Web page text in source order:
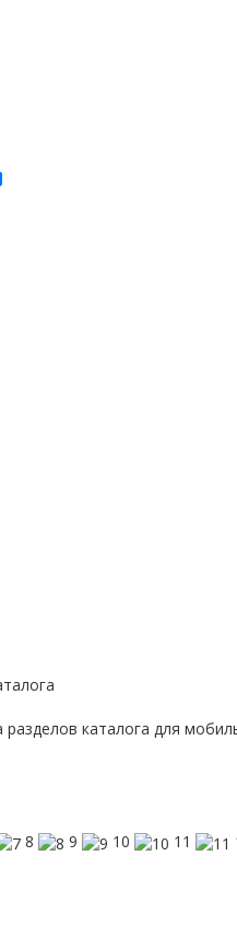
каталога для
8 9 10 11